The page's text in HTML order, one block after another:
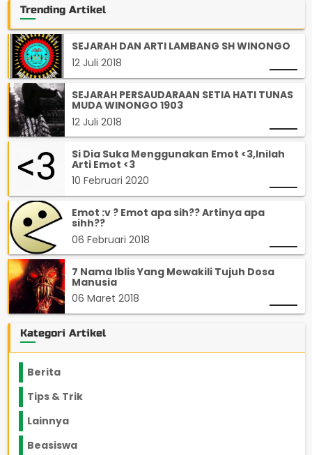
Trending Artikel
SEJARAH DAN ARTI LAMBANG SH WINONGO
12 Juli 2018
SEJARAH PERSAUDARAAN SETIA HATI TUNAS
MUDA WINONGO 1903
12 Juli 2018
Si Dia Suka Menggunakan Emot <3,Inilah
Arti Emot <3
10 Februari 2020
Emot :v ? Emot apa sih?? Artinya apa
sihh??
06 Februari 2018
7 Nama Iblis Yang Mewakili Tujuh Dosa
Manusia
06 Maret 2018
Kategori Artikel
Berita
Tips & Trik
Lainnya
Beasiswa